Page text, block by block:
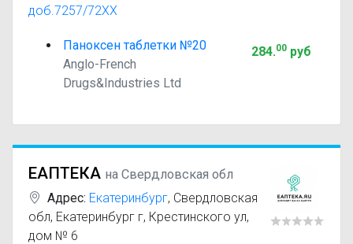
доб.7257/72XX
Паноксен таблетки №20
Anglo-French
Drugs&Industries Ltd
284.00руб
ЕАПТЕКА на Свердловская обл
Адрес: Екатеринбург, Свердловская
обл, Екатеринбург г, Крестинского ул,
дом № 6